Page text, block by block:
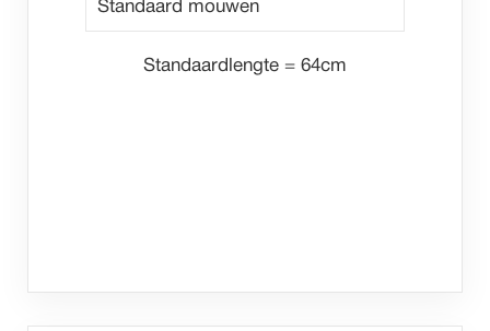
Standaardlengte = 64cm